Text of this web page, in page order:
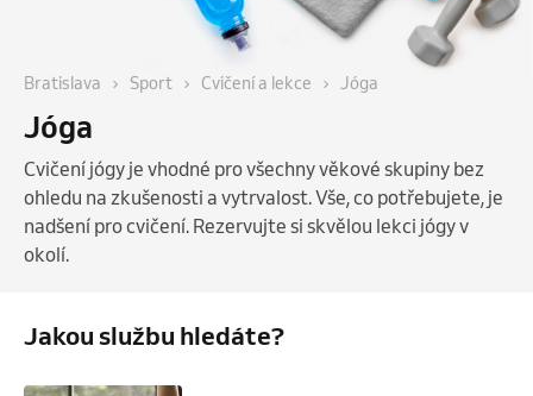
Bratislava Sport Cvičení a lekce Jóga
Jóga
Cvičení jógy je vhodné pro všechny věkové skupiny bez
ohledu na zkušenosti a vytrvalost. Vše, co potřebujete, je
nadšení pro cvičení. Rezervujte si skvělou lekci jógy v
okolí.
Jakou službu hledáte?